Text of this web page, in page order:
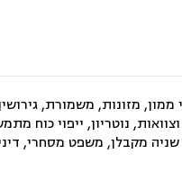
מזונות, משמורת,
נוטריון, ייפוי כוח
מקבלן, משפט מסחרי,